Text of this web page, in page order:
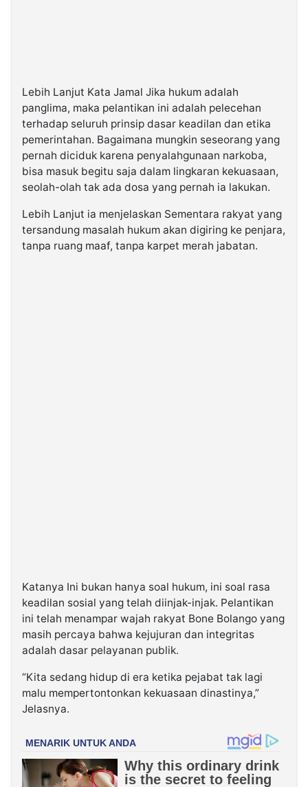
Lebih Lanjut Kata Jamal Jika hukum adalah
panglima, maka pelantikan ini adalah pelecehan
terhadap seluruh prinsip dasar keadilan dan etika
pemerintahan. Bagaimana mungkin seseorang yang
pernah diciduk karena penyalahgunaan narkoba,
bisa masuk begitu saja dalam lingkaran kekuasaan,
seolah-olah tak ada dosa yang pernah ia lakukan.
Lebih Lanjut ia menjelaskan Sementara rakyat yang
tersandung masalah hukum akan digiring ke penjara,
tanpa ruang maaf, tanpa karpet merah jabatan.
Katanya Ini bukan hanya soal hukum, ini soal rasa
keadilan sosial yang telah diinjak-injak. Pelantikan
ini telah menampar wajah rakyat Bone Bolango yang
masih percaya bahwa kejujuran dan integritas
adalah dasar pelayanan publik.
“Kita sedang hidup di era ketika pejabat tak lagi
malu mempertontonkan kekuasaan dinastinya,”
Jelasnya.